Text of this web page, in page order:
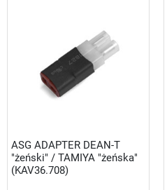
ASG ADAPTER DEAN-T
"żeński" / TAMIYA "żeńska"
(KAV36.708)